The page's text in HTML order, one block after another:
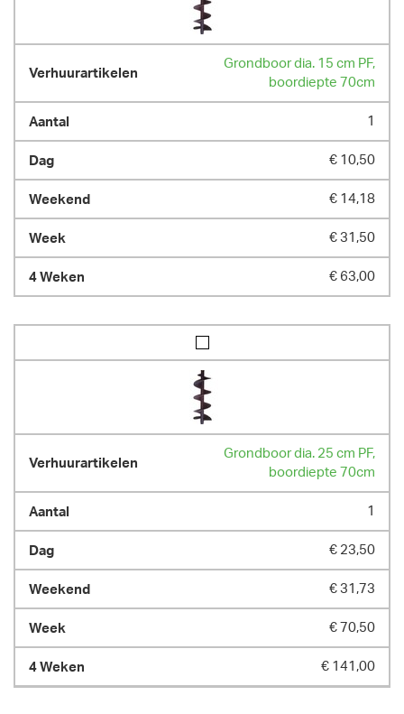
Grondboor dia. 15 cm PF,
boordiepte 70cm
1
€ 10,50
€ 14,18
€ 31,50
€ 63,00
Grondboor dia. 25 cm PF,
boordiepte 70cm
1
€ 23,50
€ 31,73
€ 70,50
€ 141,00